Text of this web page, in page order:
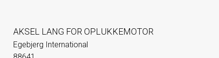
AKSEL LANG FOR OPLUKKEMOTOR
Egebjerg International